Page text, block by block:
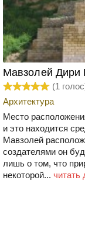
Мавзолей Дири
(1
Архитектура
Место
и это находится
Мавзолей
создателями он
лишь о том, что
некоторой... читать